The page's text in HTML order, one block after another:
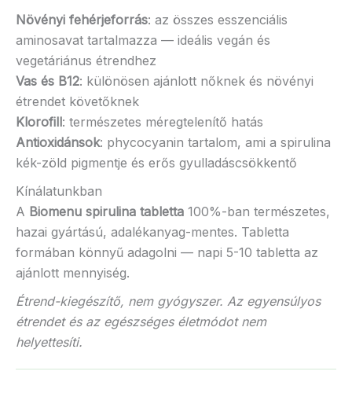
Növényi fehérjeforrás: az összes esszenciális
aminosavat tartalmazza — ideális vegán és
vegetáriánus étrendhez
Vas és B12: különösen ajánlott nőknek és növényi
étrendet követőknek
Klorofill: természetes méregtelenítő hatás
Antioxidánsok: phycocyanin tartalom, ami a spirulina
kék-zöld pigmentje és erős gyulladáscsökkentő
Kínálatunkban
A Biomenu spirulina tabletta 100%-ban természetes,
hazai gyártású, adalékanyag-mentes. Tabletta
formában könnyű adagolni — napi 5-10 tabletta az
ajánlott mennyiség.
Étrend-kiegészítő, nem gyógyszer. Az egyensúlyos
étrendet és az egészséges életmódot nem
helyettesíti.